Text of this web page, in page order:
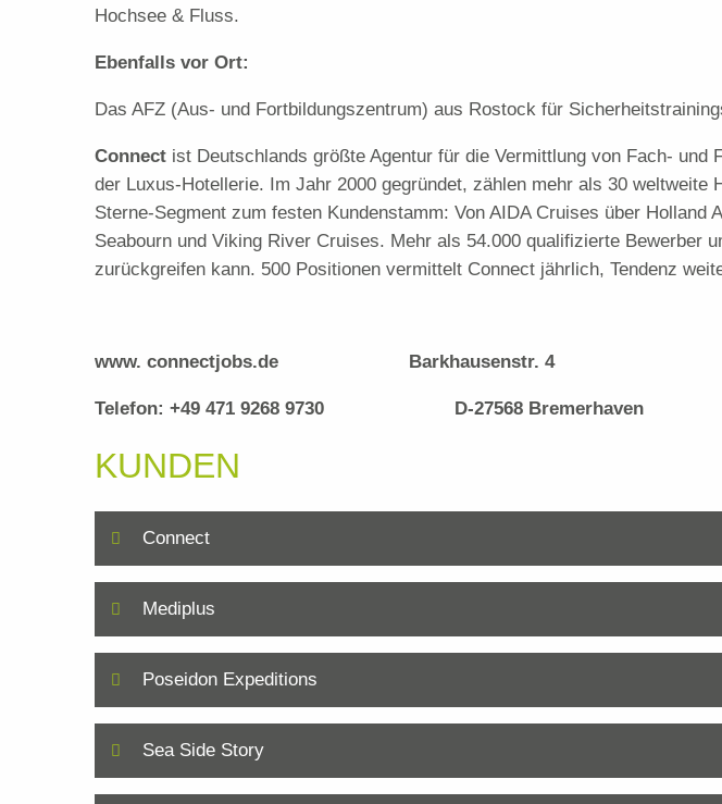
Hochsee & Fluss.
Ebenfalls vor Ort:
Das AFZ (Aus- und Fortbildungszentrum) aus Rostock für
Connect ist Deutschlands größte Agentur für die Vermittlung von Fach-
der Luxus-Hotellerie. Im Jahr 2000 gegründet, zählen mehr als 30
Sterne-Segment zum festen Kundenstamm: Von AIDA Cruises über
Seabourn und Viking River Cruises. Mehr als 54.000 qualifizierte Bewerber
zurückgreifen kann. 500 Positionen vermittelt Connect jährlich, Tendenz
www. connectjobs.de Barkhausenstr. 4
Telefon: +49 471 9268 9730 D-27568 Bremerhaven
KUNDEN
Connect
Mediplus
Poseidon Expeditions
Sea Side Story